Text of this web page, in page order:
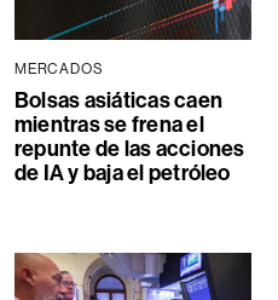
MERCADOS
Bolsas asiáticas caen
mientras se frena el
repunte de las acciones
de IA y baja el petróleo